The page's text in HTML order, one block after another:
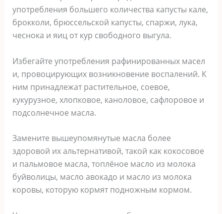
употребления большего количества капусты кале,
брокколи, брюссельской капусты, спаржи, лука,
чеснока и яиц от кур свободного выгула.
Избегайте употребления рафинированных масел
и, провоцирующих возникновение воспалений. К
ним принадлежат растительное, соевое,
кукурузное, хлопковое, каноловое, сафлоровое и
подсолнечное масла.
Замените вышеупомянутые масла более
здоровой их альтернативой, такой как кокосовое
и пальмовое масла, топлёное масло из молока
буйволицы, масло авокадо и масло из молока
коровы, которую кормят подножным кормом.